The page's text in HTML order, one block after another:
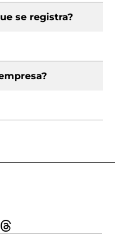
se registra?